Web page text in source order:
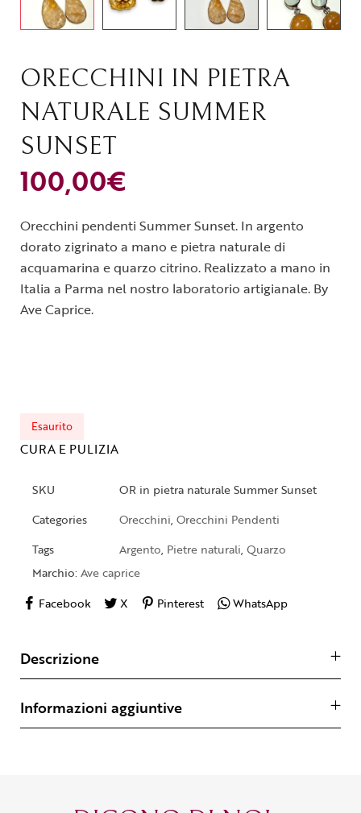
ORECCHINI IN PIETRA
NATURALE SUMMER
SUNSET
100,00€
Orecchini pendenti Summer Sunset. In argento
dorato zigrinato a mano e pietra naturale di
acquamarina e quarzo citrino. Realizzato a mano in
Italia a Parma nel nostro laboratorio artigianale. By
Ave Caprice.
Esaurito
CURA E PULIZIA
SKU
OR in pietra naturale Summer Sunset
Categories
Orecchini, Orecchini Pendenti
Tags
Argento, Pietre naturali, Quarzo
Marchio: Ave caprice
Facebook
X Pinterest WhatsApp
Descrizione
Informazioni aggiuntive